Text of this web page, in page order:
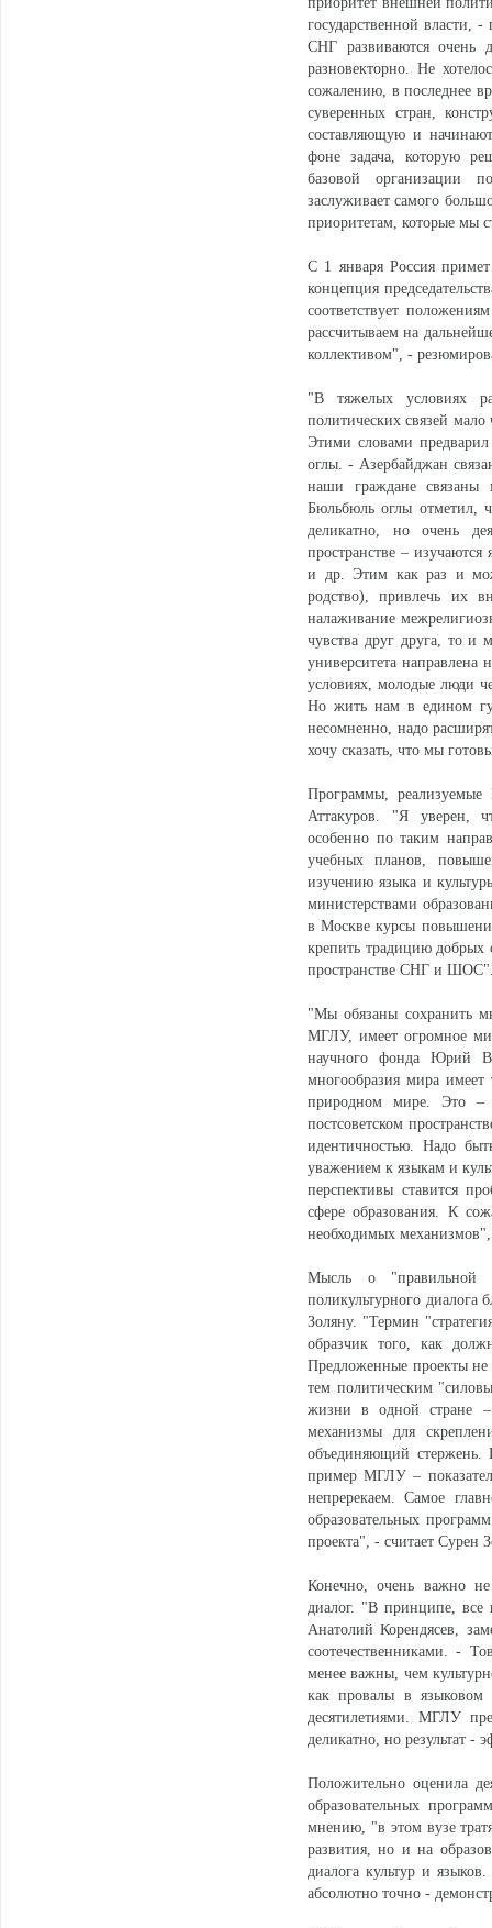
государственной власти,
СНГ развиваются очень
разновекторно. Не
сожалению, в последнее
суверенных стран,
составляющую и
фоне задача, которую
базовой организации
заслуживает самого
приоритетам, которые мы
С 1 января Россия примет
концепция
соответствует
рассчитываем на
коллективом", -
"В тяжелых условиях
политических связей
Этими словами
оглы. - Азербайджан
наши граждане связаны
Бюльбюль оглы отметил,
деликатно, но очень
пространстве –
и др. Этим как раз и
родство), привлечь их
налаживание
чувства друг друга, то и
университета
условиях, молодые люди
Но жить нам в едином
несомненно, надо
хочу сказать, что мы
Программы,
Аттакуров. "Я уверен,
особенно по таким
учебных планов,
изучению языка и
министерствами
в Москве курсы
крепить традицию
пространстве СНГ и
"Мы обязаны сохранить
МГЛУ, имеет огромное
научного фонда Юрий
многообразия мира имеет
природном мире. Это –
постсоветском
идентичностью. Надо
уважением к языкам и
перспективы ставится
сфере образования. К
необходимых
Мысль о "правильной
поликультурного диалога
Золяну. "Термин
образчик того, как
Предложенные проекты
тем политическим
жизни в одной стране –
механизмы для
объединяющий стержень.
пример МГЛУ –
непререкаем. Самое
образовательных
проекта", - считает Сурен
Конечно, очень важно
диалог. "В принципе, все
Анатолий Корендясев,
соотечественниками. -
менее важны, чем
как провалы в языковом
десятилетиями. МГЛУ
деликатно, но результат -
Положительно оценила
образовательных
мнению, "в этом вузе
развития, но и на
диалога культур и
абсолютно точно -